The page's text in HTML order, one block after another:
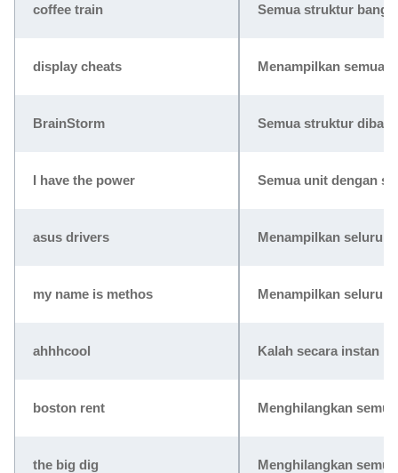
coffee train Semua struktur
display cheats Menampilkan semua
BrainStorm Semua struktur
I have the power Semua unit dengan
asus drivers Menampilkan seluruh
my name is methos Menampilkan seluruh
ahhhcool Kalah secara instan
boston rent Menghilangkan
the big dig Menghilangkan